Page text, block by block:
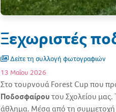
Ξεχωριστές
Δείτε τη συλλογή φωτογραφιών
13 Μαΐου 2026
Στο τουρνουά Forest Cup που
Ποδοσφαίρουτου Σχολείου
άθλημα. Μέσα από τη συμμετοχή